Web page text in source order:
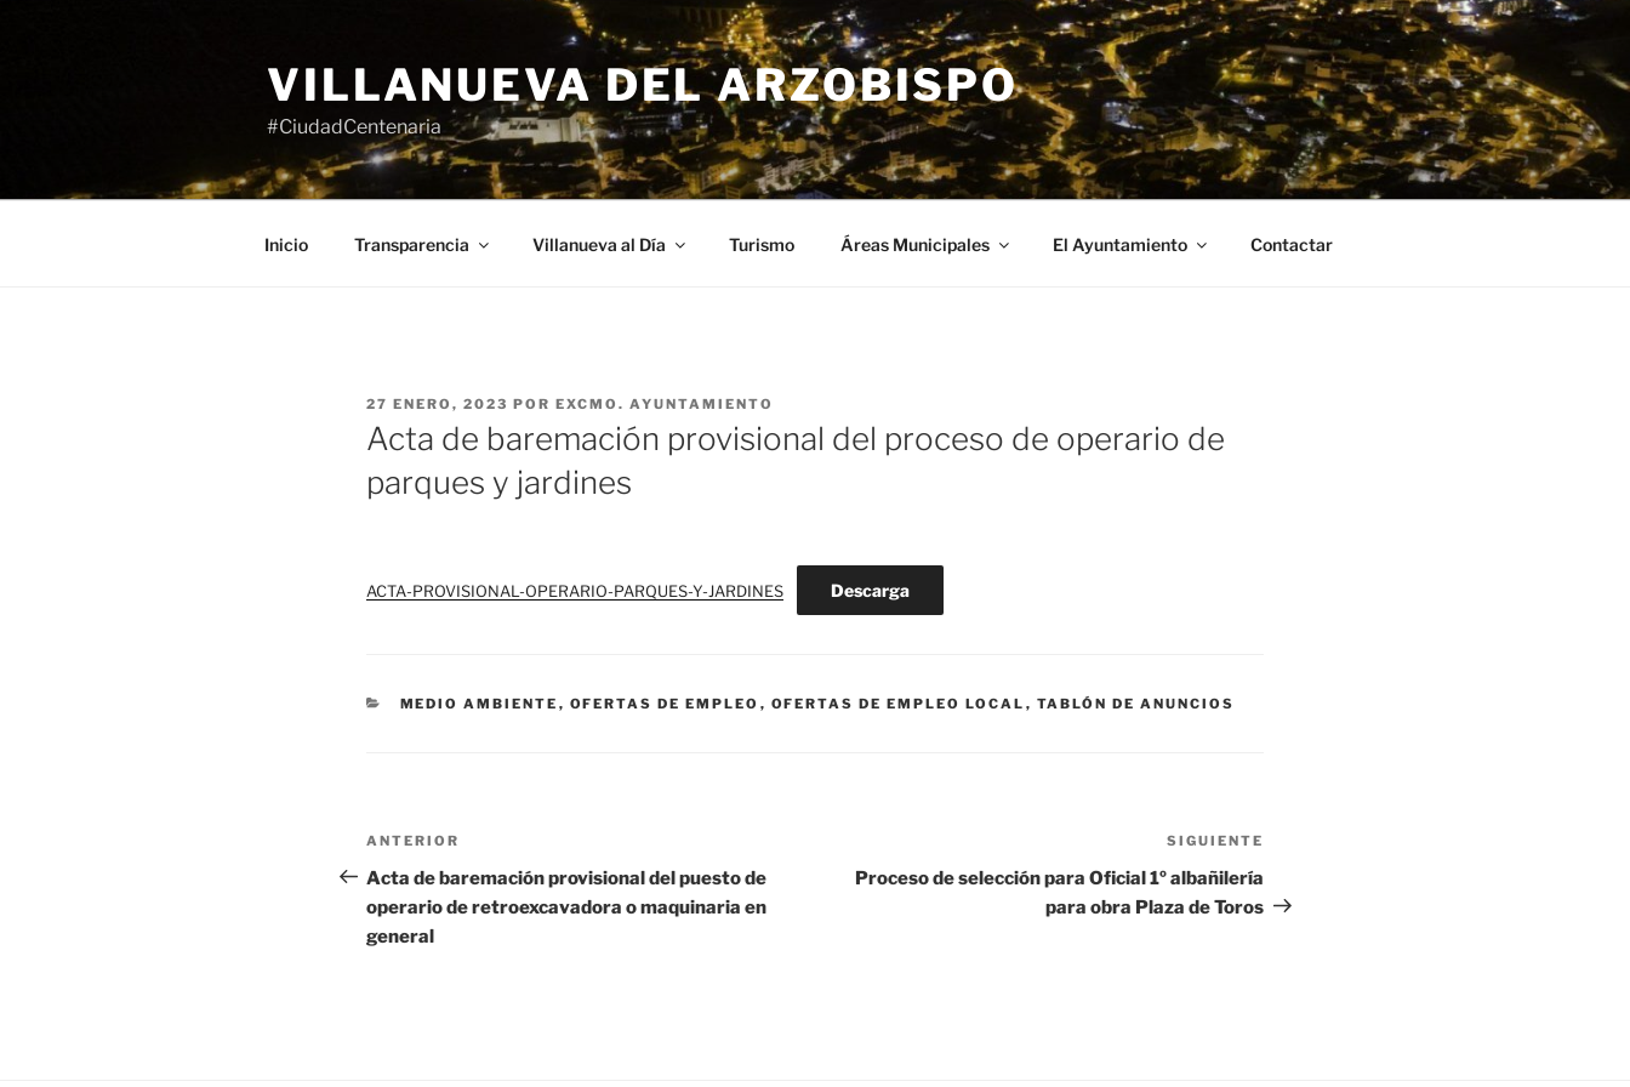
VILLANUEVA DEL ARZOBISPO
#CiudadCentenaria
Inicio Transparencia Villanueva al Día Turismo Áreas Municipales El Ayuntamiento Contactar
PUBLICADO
EL
27 ENERO, 2023 POR EXCMO. AYUNTAMIENTO
Acta de baremación provisional del proceso de operario de
parques y jardines
ACTA-PROVISIONAL-OPERARIO-PARQUES-Y-JARDINES Descarga
CATEGORÍAS
MEDIO AMBIENTE , OFERTAS DE EMPLEO , OFERTAS DE EMPLEO LOCAL , TABLÓN DE ANUNCIOS
Navegación
de
entradas
Entrada
anterior:
ANTERIOR
Acta de baremación provisional del puesto de
operario de retroexcavadora o maquinaria en
general
SIGUIENTE
Proceso de selección para Oficial 1º albañilería
para obra Plaza de Toros